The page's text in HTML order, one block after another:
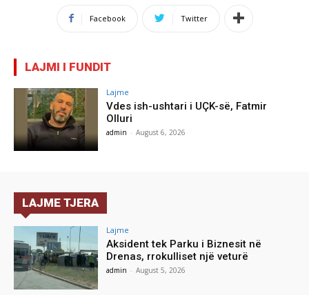
Facebook Twitter
LAJMI I FUNDIT
Lajme
Vdes ish-ushtari i UÇK-së, Fatmir
Olluri
admin - August 6, 2026
LAJME TJERA
Lajme
Aksident tek Parku i Biznesit në
Drenas, rrokulliset një veturë
admin - August 5, 2026